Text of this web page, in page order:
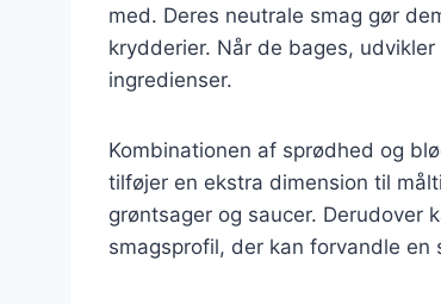
med. Deres neutrale smag gør
krydderier. Når de bages,
ingredienser.
Kombinationen af sprødhed og
tilføjer en ekstra dimension til
grøntsager og saucer. Derudover
smagsprofil, der kan forvandle